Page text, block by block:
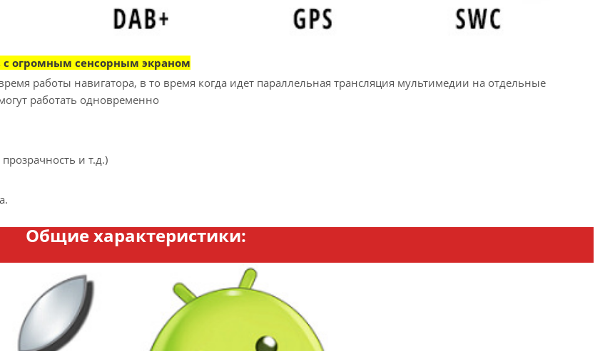
огромным сенсорным экраном
работы навигатора, в то время когда идет параллельная трансляция мультимедии на отдельные
работать одновременно
и т.д.)
Общие характеристики: